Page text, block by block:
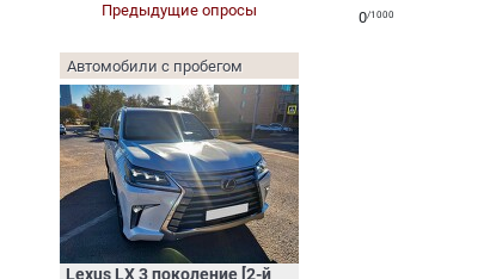
Предыдущие опросы
Автомобили с пробегом
Lexus LX 3 поколение [2-й
0/1000